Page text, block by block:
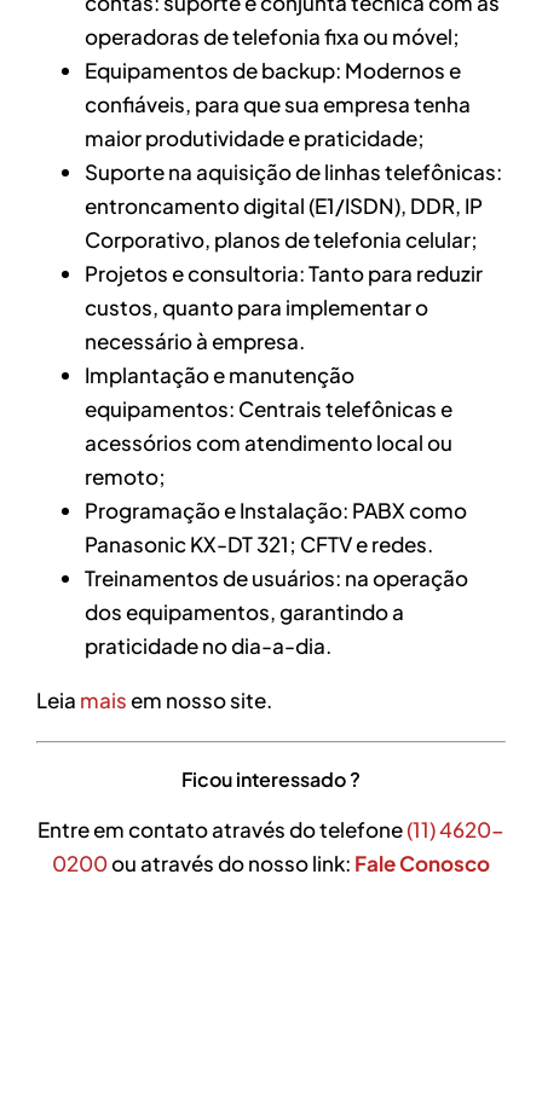
operadoras de telefonia fixa ou móvel;
Equipamentos de backup: Modernos e
confiáveis, para que sua empresa tenha
maior produtividade e praticidade;
Suporte na aquisição de linhas telefônicas:
entroncamento digital (E1/ISDN), DDR, IP
Corporativo, planos de telefonia celular;
Projetos e consultoria: Tanto para reduzir
custos, quanto para implementar o
necessário à empresa.
Implantação e manutenção
equipamentos: Centrais telefônicas e
acessórios com atendimento local ou
remoto;
Programação e Instalação: PABX como
Panasonic KX-DT 321; CFTV e redes.
Treinamentos de usuários: na operação
dos equipamentos, garantindo a
praticidade no dia-a-dia.
Leia maisem nosso site.
Ficou interessado ?
Entre em contato através do telefone(11) 4620-
0200ou através do nosso link: Fale Conosco